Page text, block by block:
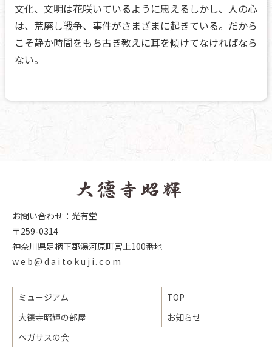
文化、文明は花咲いているように思えるしかし、人の心
は、荒廃し戦争、事件がさまざまに起きている。だから
こそ静か時間をもち古き教えに耳を傾けてなければなら
ない。
お問い合わせ：光有堂
〒259-0314
神奈川県足柄下郡湯河原町宮上100番地
web@daitokuji.com
ミュージアム
大德寺昭輝の部屋
ペガサスの会
TOP
お知らせ